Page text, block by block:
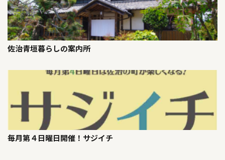
佐治青垣暮らしの案内所
毎月第４日曜日開催！サジイチ